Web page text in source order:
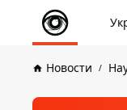
Новости